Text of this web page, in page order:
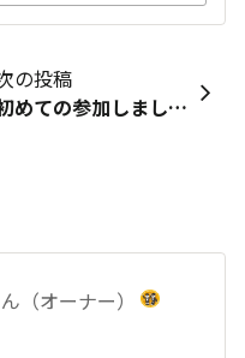
の投稿
初めての参加しましたー。
（オーナー）